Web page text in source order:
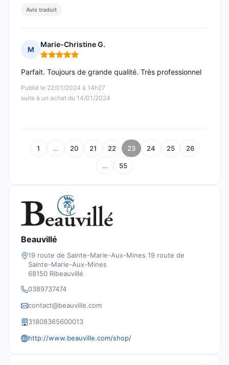
Avis traduit
M
Marie-Christine G.
Note : 5 sur 5
Publié le 22/01/2024 à 14h27
suite à un achat du 14/01/2024
Parfait. Toujours de grande qualité. Très professionnel
1 … 20 21 22 23 24 25 26
… 55
Beauvillé
19 route de Sainte-Marie-Aux-Mines 19 route de
Sainte-Marie-Aux-Mines
68150 Ribeauvillé
0389737474
contact@beauville.com
31808365600013
http://www.beauville.com/shop/